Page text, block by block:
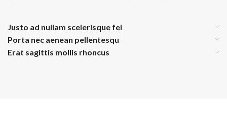
Justo ad nullam scelerisque fel
Porta nec aenean pellentesqu
Erat sagittis mollis rhoncus